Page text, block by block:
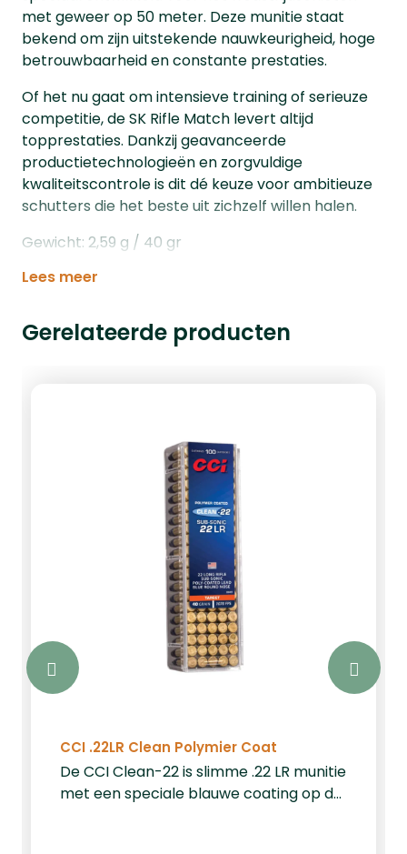
met geweer op 50 meter. Deze munitie staat
bekend om zijn uitstekende nauwkeurigheid, hoge
betrouwbaarheid en constante prestaties.
Of het nu gaat om intensieve training of serieuze
competitie, de SK Rifle Match levert altijd
topprestaties. Dankzij geavanceerde
productietechnologieën en zorgvuldige
kwaliteitscontrole is dit dé keuze voor ambitieuze
schutters die het beste uit zichzelf willen halen.
Gewicht: 2,59 g / 40 gr
Lees meer
Gerelateerde producten
CCI .22LR Clean Polymier Coat
De CCI Clean-22 is slimme .22 LR munitie
met een speciale blauwe coating op de